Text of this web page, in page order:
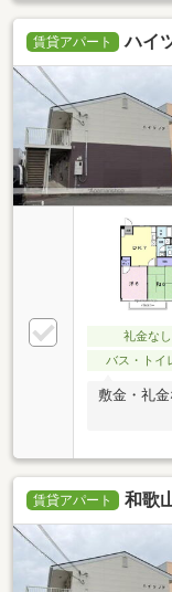
賃貸アパート ハイ
礼金なし
バス・トイ
敷金・礼金
賃貸アパート 和歌